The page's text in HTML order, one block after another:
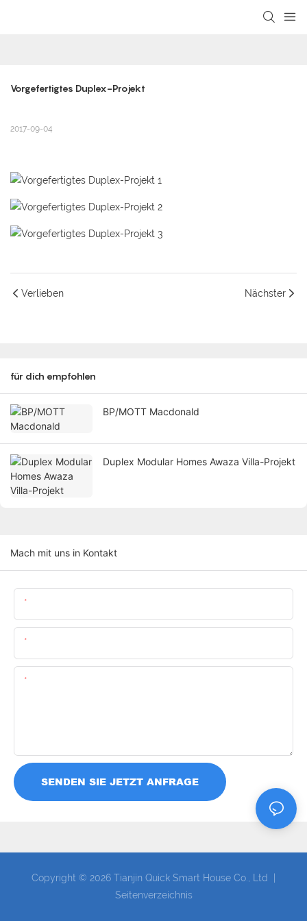
Vorgefertigtes Duplex-Projekt
2017-09-04
Verlieben Nächster
für dich empfohlen
BP/MOTT Macdonald
Duplex Modular Homes Awaza Villa-Projekt
Mach mit uns in Kontakt
SENDEN SIE JETZT ANFRAGE
Copyright © 2026 Tianjin Quick Smart House Co., Ltd |
Seitenverzeichnis